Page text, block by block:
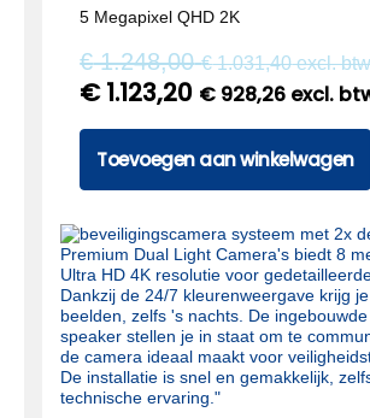
5 Megapixel QHD 2K
€1.248,00 €1.031,40excl.
€1.123,20 € 928,26 excl.
Toevoegen aan winkelwagen